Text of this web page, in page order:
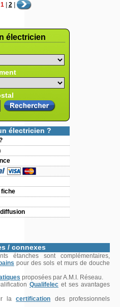
électricien
électricien ?
fiche
1 | 2 |
/ connexes
étanches sont complémentaires,
pour des sols et murs de douche
proposées par A.M.I. Réseau.
Qualifelec et ses avantages
lacertification des professionnels